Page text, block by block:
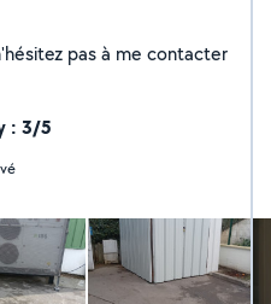
pas à me contacter
: 3/5